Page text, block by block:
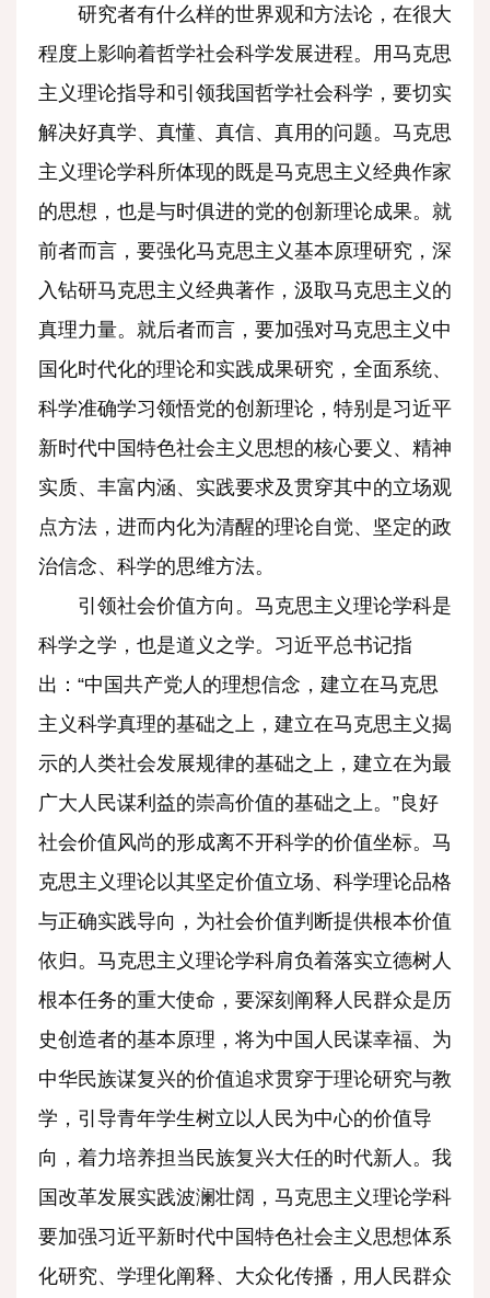
研究者有什么样的世界观和方法论，在很大
程度上影响着哲学社会科学发展进程。用马克思
主义理论指导和引领我国哲学社会科学，要切实
解决好真学、真懂、真信、真用的问题。马克思
主义理论学科所体现的既是马克思主义经典作家
的思想，也是与时俱进的党的创新理论成果。就
前者而言，要强化马克思主义基本原理研究，深
入钻研马克思主义经典著作，汲取马克思主义的
真理力量。就后者而言，要加强对马克思主义中
国化时代化的理论和实践成果研究，全面系统、
科学准确学习领悟党的创新理论，特别是习近平
新时代中国特色社会主义思想的核心要义、精神
实质、丰富内涵、实践要求及贯穿其中的立场观
点方法，进而内化为清醒的理论自觉、坚定的政
治信念、科学的思维方法。
引领社会价值方向。马克思主义理论学科是
科学之学，也是道义之学。习近平总书记指
出：“中国共产党人的理想信念，建立在马克思
主义科学真理的基础之上，建立在马克思主义揭
示的人类社会发展规律的基础之上，建立在为最
广大人民谋利益的崇高价值的基础之上。”良好
社会价值风尚的形成离不开科学的价值坐标。马
克思主义理论以其坚定价值立场、科学理论品格
与正确实践导向，为社会价值判断提供根本价值
依归。马克思主义理论学科肩负着落实立德树人
根本任务的重大使命，要深刻阐释人民群众是历
史创造者的基本原理，将为中国人民谋幸福、为
中华民族谋复兴的价值追求贯穿于理论研究与教
学，引导青年学生树立以人民为中心的价值导
向，着力培养担当民族复兴大任的时代新人。我
国改革发展实践波澜壮阔，马克思主义理论学科
要加强习近平新时代中国特色社会主义思想体系
化研究、学理化阐释、大众化传播，用人民群众